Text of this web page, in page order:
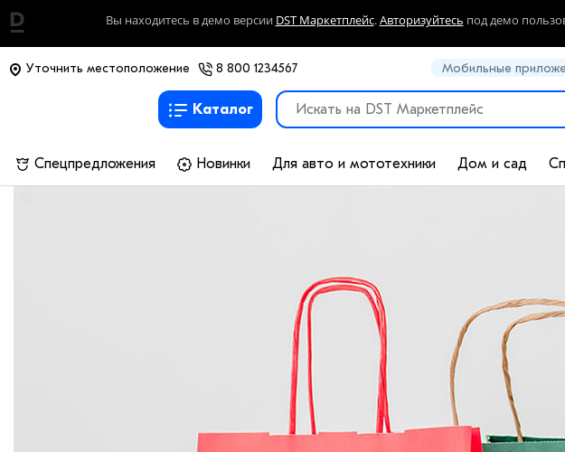
Вы находитесь в демо версии DST Маркетплейс.Авторизуйтесь под демо
Уточнить местоположение 8 800 1234567 Мобильные
Каталог
Спецпредложения Новинки Для авто и мототехники Дом и сад